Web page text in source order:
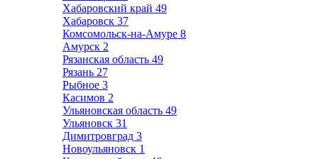
Хабаровский край 49
Хабаровск 37
Комсомольск-на-Амуре 8
Амурск 2
Рязанская область 49
Рязань 27
Рыбное 3
Касимов 2
Ульяновская область 49
Ульяновск 31
Димитровград 3
Новоульяновск 1